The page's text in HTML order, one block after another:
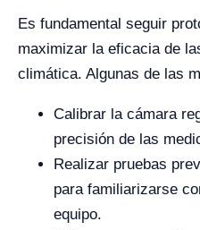
Es fundamental seguir
maximizar la eficacia de
climática. Algunas de las
Calibrar la cámara
precisión de las
Realizar pruebas
para familiarizarse
equipo.